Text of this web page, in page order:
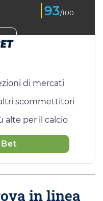
93/100
di mercati
scommettitori
alte per il calcio
in linea